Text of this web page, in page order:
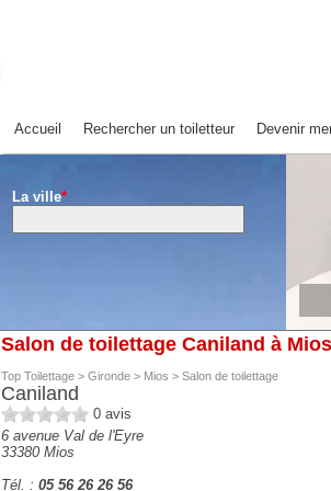
Accueil Rechercher un toiletteur Devenir
La ville*
Salon de toilettage Caniland à Mios
Top Toilettage> Gironde> Mios > Salon de toilettage
Caniland
0avis
6 avenue Val de l'Eyre
33380 Mios
Tél. : 05 56 26 26 56